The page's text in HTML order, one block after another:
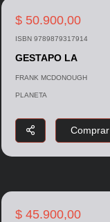
$ 50.900,00
ISBN 9789879317914
GESTAPO LA
FRANK MCDONOUGH
PLANETA
Comprar
$ 45.900,00